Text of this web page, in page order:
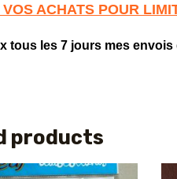
ACHATS POUR
tous les 7 jours mes
products